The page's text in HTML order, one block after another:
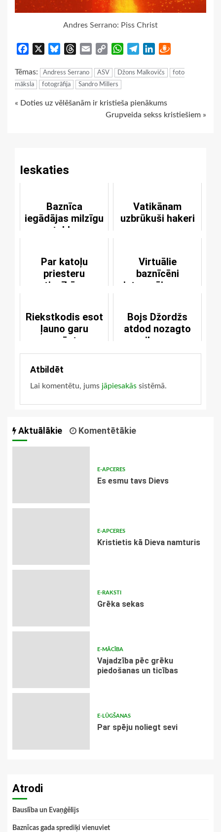
Andres Serrano: Piss Christ
Facebook BlueskyThreads
Email
Copy
WhatsApp
TelegramLinkedIn
Tēmas: Andress Serrano ASV Džons Malkovičs
foto
māksla
fotogrāfija Sandro Millers
Continue
« Doties uz vēlēšanām ir kristieša pienākums
Grupveida sekss kristiešiem »
Ieskaties
Baznīca
iegādājas milzīgu
tablo
Vatikānam
uzbrūkuši hakeri
Par katoļu
priesteru
tiesībām
Virtuālie
baznīcēni
interesējas par
Riekstkodis esot
ļauno garu
apsēsts
Bojs Džordžs
atdod nozagto
ikonu
Atbildēt
Lai komentētu, jums jāpiesakās sistēmā.
Aktuālākie Komentētākie
E-APCERES
Es esmu tavs Dievs
E-APCERES
Kristietis kā Dieva namturis
E-RAKSTI
Grēka sekas
E-MĀCĪBA
Vajadzība pēc grēku
piedošanas un ticības
E-LŪGŠANAS
Par spēju noliegt sevi
Atrodi
Bauslība un Evaņģēlijs
Baznīcas gada sprediķi vienuviet